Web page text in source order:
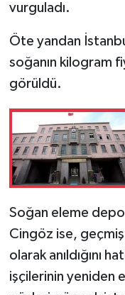
vurguladı.
Öte yandan
soğanın kilogram
görüldü.
Soğan eleme
Cingöz ise,
olarak anıldığını
işçilerinin yeniden